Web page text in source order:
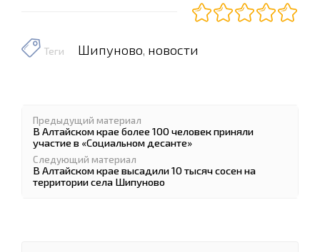
Теги Шипуново, новости
Предыдущий материал
В Алтайском крае более 100 человек приняли
участие в «Социальном десанте»
Следующий материал
В Алтайском крае высадили 10 тысяч сосен на
территории села Шипуново